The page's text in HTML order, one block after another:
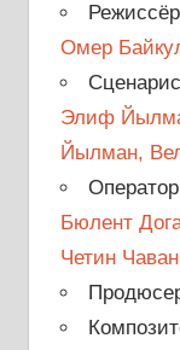
Омер
Элиф
Йылман,
Бюлент
Четин Чаван